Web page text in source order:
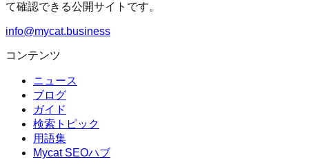
て確認できる公開サイトです。
info@mycat.business
コンテンツ
ニュース
ブログ
ガイド
検索トピック
用語集
Mycat SEOハブ